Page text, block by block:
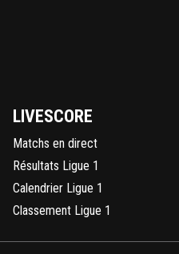
LIVESCORE
Matchs en direct
Résultats Ligue 1
Calendrier Ligue 1
Classement Ligue 1